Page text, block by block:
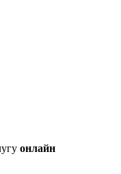
онлайн